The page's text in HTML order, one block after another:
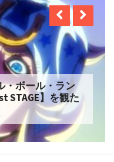
ボール・ラン
STAGE】を観た